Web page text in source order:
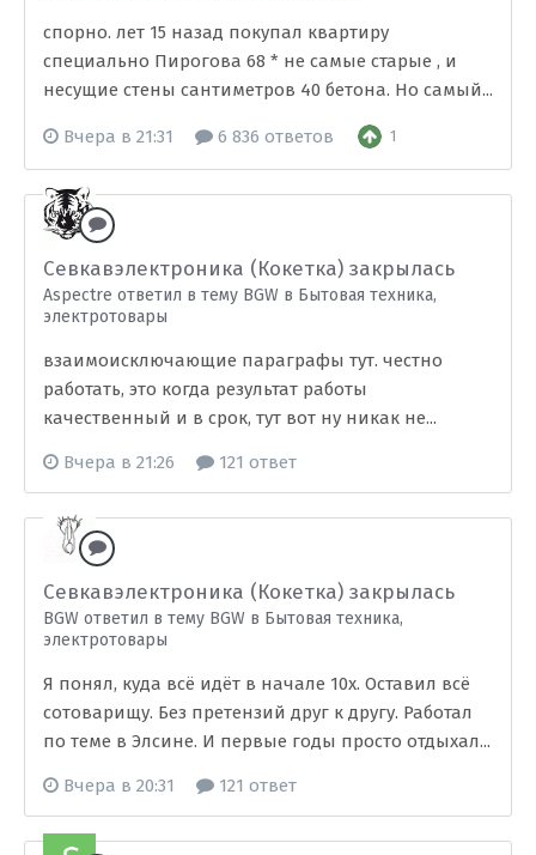
спорно. лет 15 назад покупал квартиру
специально Пирогова 68 * не самые старые , и
несущие стены сантиметров 40 бетона. Но самый...
Вчера в 21:31 6 836 ответов 1
Севкавэлектроника (Кокетка) закрылась
Aspectre ответил в тему BGW в Бытовая техника,
электротовары
взаимоисключающие параграфы тут. честно
работать, это когда результат работы
качественный и в срок, тут вот ну никак не...
Вчера в 21:26 121 ответ
Севкавэлектроника (Кокетка) закрылась
BGW ответил в тему BGW в Бытовая техника,
электротовары
Я понял, куда всё идёт в начале 10х. Оставил всё
сотоварищу. Без претензий друг к другу. Работал
по теме в Элсине. И первые годы просто отдыхал...
Вчера в 20:31 121 ответ